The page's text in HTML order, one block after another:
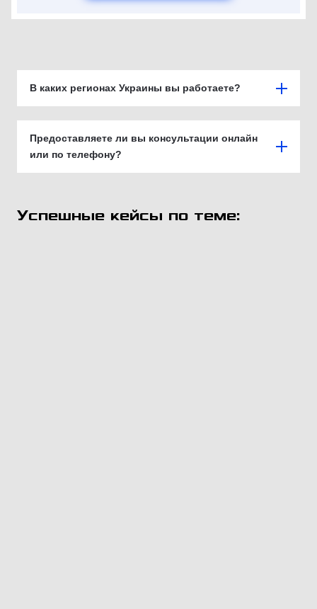
В каких регионах Украины вы работаете?
Предоставляете ли вы консультации онлайн
или по телефону?
Успешные кейсы по теме: